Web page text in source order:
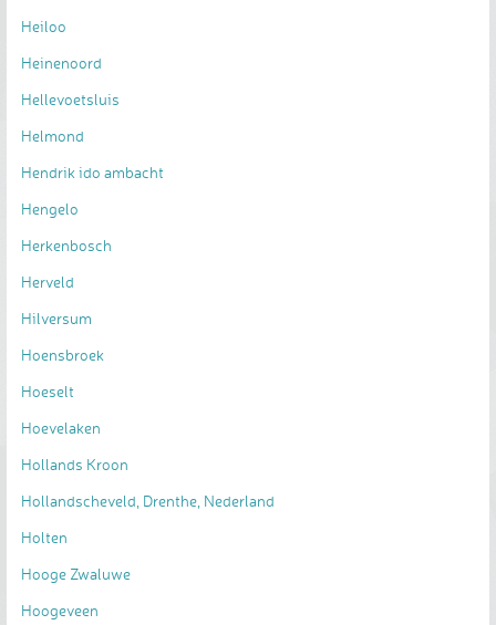
Heiloo
Heinenoord
Hellevoetsluis
Helmond
Hendrik ido ambacht
Hengelo
Herkenbosch
Herveld
Hilversum
Hoensbroek
Hoeselt
Hoevelaken
Hollands Kroon
Hollandscheveld, Drenthe, Nederland
Holten
Hooge Zwaluwe
Hoogeveen